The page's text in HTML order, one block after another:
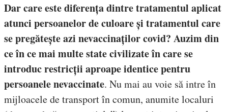
Dar care este diferența dintre tratamentul aplicat
atunci persoanelor de culoare și tratamentul care
se pregătește azi nevaccinaților covid? Auzim din
ce în ce mai multe state civilizate în care se
introduc restricții aproape identice pentru
persoanele nevaccinate. Nu mai au voie să intre în
mijloacele de transport în comun, anumite localuri